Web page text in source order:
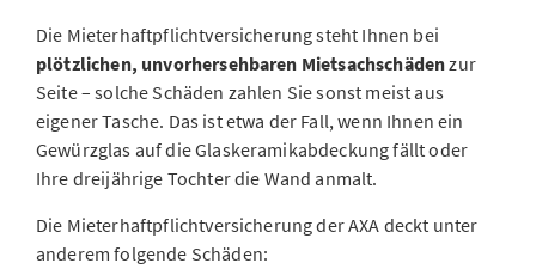
Die Mieterhaftpflichtversicherung steht Ihnen bei
plötzlichen, unvorhersehbaren Mietsachschädenzur
Seite – solche Schäden zahlen Sie sonst meist aus
eigener Tasche. Das ist etwa der Fall, wenn Ihnen ein
Gewürzglas auf die Glaskeramikabdeckung fällt oder
Ihre dreijährige Tochter die Wand anmalt.
Die Mieterhaftpflichtversicherung der AXA deckt unter
anderem folgende Schäden: